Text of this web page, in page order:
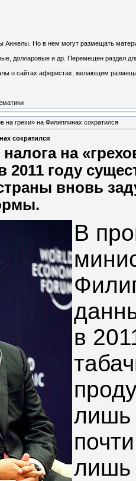
Анжелы. Но в нем могут размещать
долларовые и др. Перемещен раздел
о сайтах аферистах, желающим
на грехи» на Филиппинах сократился
сократился
на
году
вновь
В
в
лишь
лишь